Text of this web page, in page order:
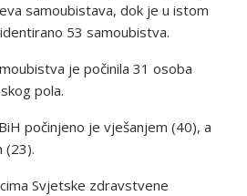
samoubistava, dok je u istom
53 samoubistva.
je počinila 31 osoba
pola.
počinjeno je vješanjem (40), a
(23).
Svjetske zdravstvene